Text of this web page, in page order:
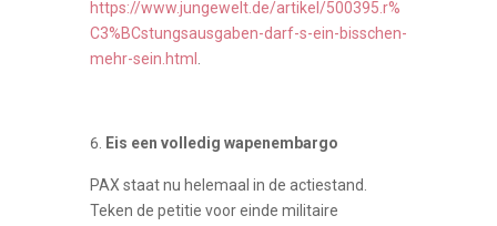
https://www.jungewelt.de/artikel/500395.r%
C3%BCstungsausgaben-darf-s-ein-bisschen-
mehr-sein.html
Eis een volledig wapenembargo
PAX staat nu helemaal in de actiestand.
Teken de petitie voor einde militaire